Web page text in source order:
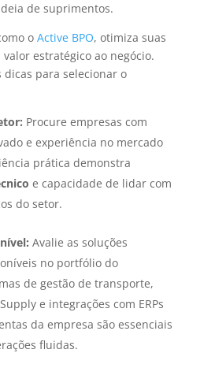
de suprimentos.
o Active BPO, otimiza suas
estratégico ao negócio.
dicas para selecionar o
Procure empresas com
e experiência no mercado
prática demonstra
e capacidade de lidar com
do setor.
Avalie as soluções
no portfólio do
de gestão de transporte,
e integrações com ERPs
da empresa são essenciais
fluidas.